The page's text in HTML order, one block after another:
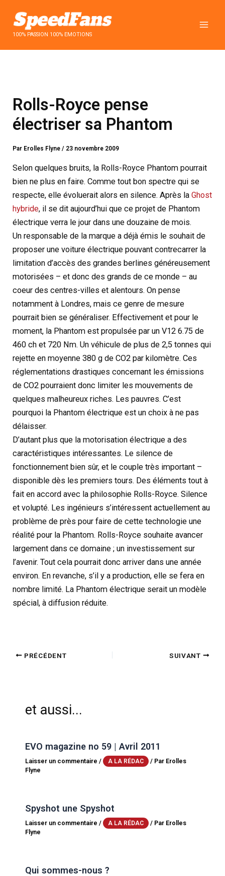
contenu100% PASSION 100% EMOTIONS
Rolls-Royce pense
électriser sa Phantom
Par Erolles Flyne/ 23 novembre 2009
Selon quelques bruits, la Rolls-Royce Phantom pourrait
bien ne plus en faire. Comme tout bon spectre qui se
respecte, elle évoluerait alors en silence. Après laGhost
hybride, il se dit aujourd’hui que ce projet de Phantom
électrique verra le jour dans une douzaine de mois.
Un responsable de la marque a déjà émis le souhait de
proposer une voiture électrique pouvant contrecarrer la
limitation d’accès des grandes berlines généreusement
motorisées – et donc des grands de ce monde – au
coeur des centres-villes et alentours. On pense
notamment à Londres, mais ce genre de mesure
pourrait bien se généraliser. Effectivement et pour le
moment, la Phantom est propulsée par un V12 6.75 de
460 ch et 720 Nm. Un véhicule de plus de 2,5 tonnes qui
rejette en moyenne 380 g de CO2 par kilomètre. Ces
réglementations drastiques concernant les émissions
de CO2 pourraient donc limiter les mouvements de
quelques malheureux riches. Les pauvres. C’est
pourquoi la Phantom électrique est un choix à ne pas
délaisser.
D’autant plus que la motorisation électrique a des
caractéristiques intéressantes. Le silence de
fonctionnement bien sûr, et le couple très important –
disponible dès les premiers tours. Des éléments tout à
fait en accord avec la philosophie Rolls-Royce. Silence
et volupté. Les ingénieurs s’intéressent actuellement au
problème de près pour faire de cette technologie une
réalité pour la Phantom. Rolls-Royce souhaite avancer
largement dans ce domaine ; un investissement sur
l’avenir. Tout cela pourrait donc arriver dans une année
environ. En revanche, s’il y a production, elle se fera en
nombre limité. La Phantom électrique serait un modèle
spécial, à diffusion réduite.
PRÉCÉDENT SUIVANT
et aussi...
EVO magazine no 59 | Avril 2011
Laisser un commentaire / A LA RÉDAC / Par Erolles
Flyne
Spyshot une Spyshot
Laisser un commentaire / A LA RÉDAC / Par Erolles
Flyne
Qui sommes-nous ?